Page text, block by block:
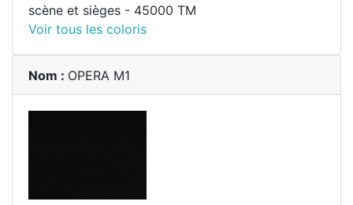
scène et sièges - 45000 TM
Voir tous les coloris
Nom : OPERA M1